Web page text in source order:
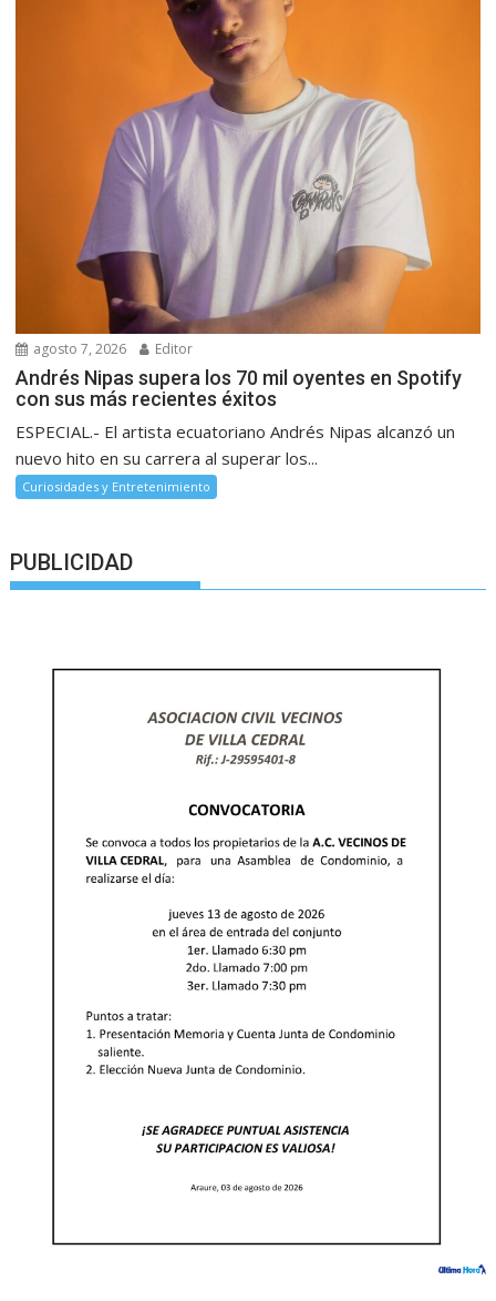
agosto 7, 2026 Editor
Andrés Nipas supera los 70 mil oyentes en Spotify
con sus más recientes éxitos
ESPECIAL.- El artista ecuatoriano Andrés Nipas alcanzó un
nuevo hito en su carrera al superar los...
Curiosidades y Entretenimiento
PUBLICIDAD